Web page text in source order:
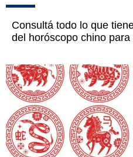
Consultá todo lo que
del horóscopo chino